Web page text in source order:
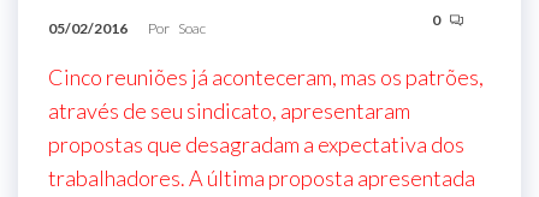
05/02/2016 Por Soac 0
Cinco reuniões já aconteceram, mas os patrões,
através de seu sindicato, apresentaram
propostas que desagradam a expectativa dos
trabalhadores. A última proposta apresentada